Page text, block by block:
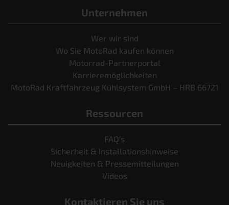
Unternehmen
Wer wir sind
Wo Sie MotoRad kaufen können
Motorrad-Partnerportal
Karrieremöglichkeiten
MotoRad Kraftfahrzeug Kühlsystem GmbH – HRB 66721
Ressourcen
FAQ’s
Sicherheit & Installationshinweise
Neuigkeiten & Pressemitteilungen
Videos
Kontaktieren Sie uns